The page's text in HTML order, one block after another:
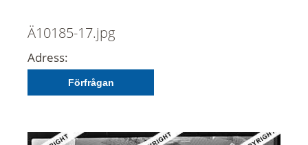
Ä10185-17.jpg
Adress:
Förfrågan